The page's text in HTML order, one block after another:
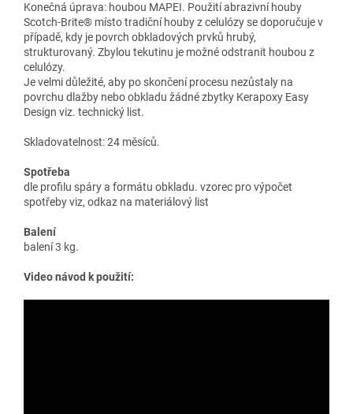
Konečná úprava: houbou MAPEI. Použití abrazivní houby
Scotch-Brite® místo tradiční houby z celulózy se doporučuje v
případě, kdy je povrch obkladových prvků hrubý,
strukturovaný. Zbylou tekutinu je možné odstranit houbou z
celulózy.
Je velmi důležité, aby po skončení procesu nezůstaly na
povrchu dlažby nebo obkladu žádné zbytky Kerapoxy Easy
Design viz. technický list.
Skladovatelnost: 24 měsíců.
Spotřeba
dle profilu spáry a formátu obkladu. vzorec pro výpočet
spotřeby viz, odkaz na materiálový list
Balení
balení 3 kg.
Video návod k použití: